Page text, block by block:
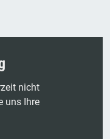
nicht
uns Ihre